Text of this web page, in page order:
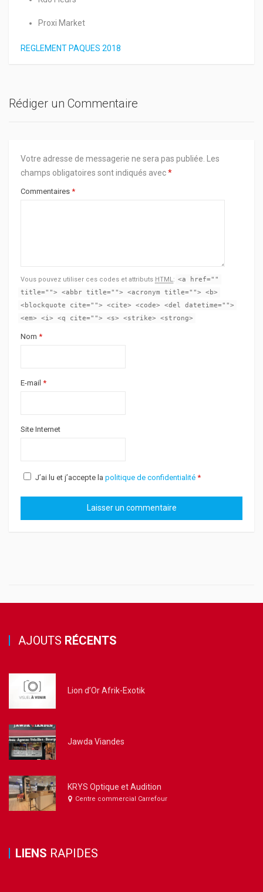
Proxi Market
REGLEMENT PAQUES 2018
Rédiger un Commentaire
Votre adresse de messagerie ne sera pas publiée.
Les
champs obligatoires sont indiqués avec*
Commentaires *
Vous pouvez utiliser ces codes et attributs HTML: <a href=""
title=""> <abbr title=""> <acronym title=""> <b>
<blockquote cite=""> <cite> <code> <del datetime="">
<em> <i> <q cite=""> <s> <strike> <strong>
Nom *
E-mail *
Site Internet
J’ai lu et j’accepte la politique de confidentialité *
AJOUTS RÉCENTS
Lion d’Or Afrik-Exotik
Jawda Viandes
KRYS Optique et Audition
Centre commercial Carrefour
LIENS RAPIDES